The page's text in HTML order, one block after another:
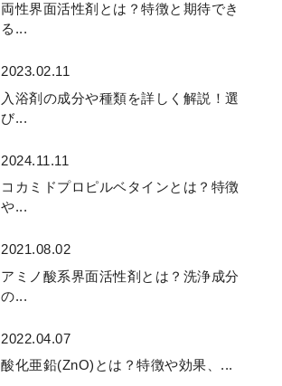
両性界面活性剤とは？特徴と期待でき
る...
2023.02.11
入浴剤の成分や種類を詳しく解説！選
び...
2024.11.11
コカミドプロピルベタインとは？特徴
や...
2021.08.02
アミノ酸系界面活性剤とは？洗浄成分
の...
2022.04.07
酸化亜鉛(ZnO)とは？特徴や効果、...